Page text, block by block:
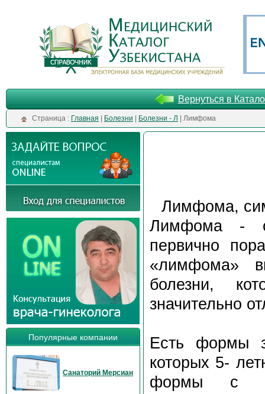
Вернуться в
Cтраница : Главная Болезни Болезни - Л | Лимфома
Популярные компании
Санаторий Мерсиан
Лимфома,
Лимфома -
первично
«лимфома»
болезни,
значительно
Есть формы
которых 5-
формы с